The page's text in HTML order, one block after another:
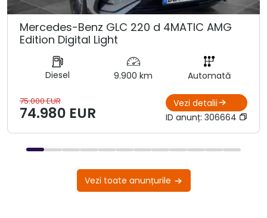
Mercedes-Benz GLC 220 d 4MATIC AMG
Edition Digital Light
Diesel 9.900 km Automată
75.000 EUR
74.980 EUR
Vezi detalii
ID anunț: 306664
Vezi toate anunțurile